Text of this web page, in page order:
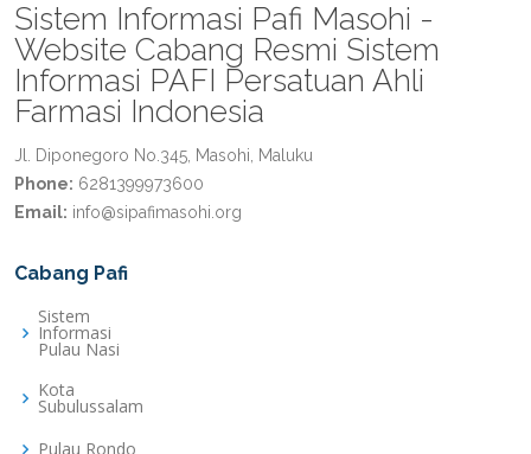
Sistem Informasi Pafi Masohi -
Website Cabang Resmi Sistem
Informasi PAFI Persatuan Ahli
Farmasi Indonesia
Jl. Diponegoro No.345, Masohi, Maluku
Phone: 6281399973600
Email: info@sipafimasohi.org
Cabang Pafi
Sistem
Informasi
Pulau Nasi
Kota
Subulussalam
Pulau Rondo